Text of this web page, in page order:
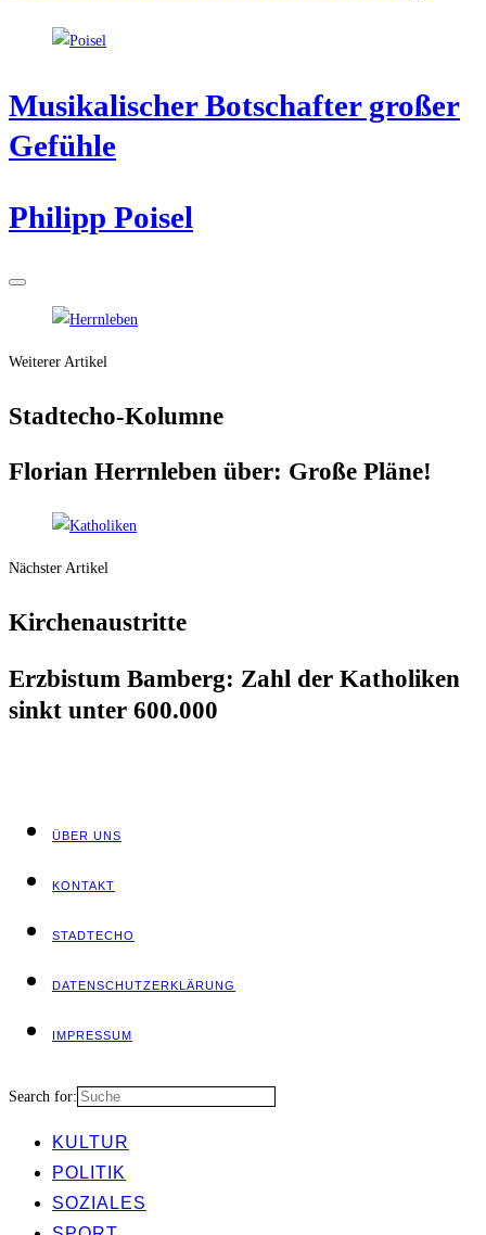
Musi­ka­li­scher Bot­schaf­ter gro­ßer
Gefühle
Phil­ipp Poisel
Weiterer Artikel
Stadt­echo-Kolum­ne
Flo­ri­an Herrn­le­ben über: Gro­ße Pläne!
Nächster Artikel
Kir­chen­aus­trit­te
Erz­bis­tum Bam­berg: Zahl der Katho­li­ken
sinkt unter 600.000
ÜBER UNS
KON­TAKT
STADT­ECHO
DATEN­SCHUTZ­ER­KLÄ­RUNG
IMPRES­SUM
Search for:
KUL­TUR
POLI­TIK
SOZIA­LES